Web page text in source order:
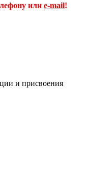
или e-mail!
и присвоения